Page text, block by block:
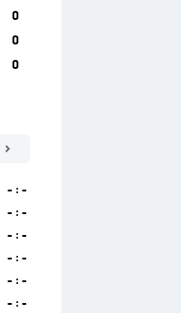
0
0
0
7 тур
- : -
- : -
- : -
- : -
- : -
- : -